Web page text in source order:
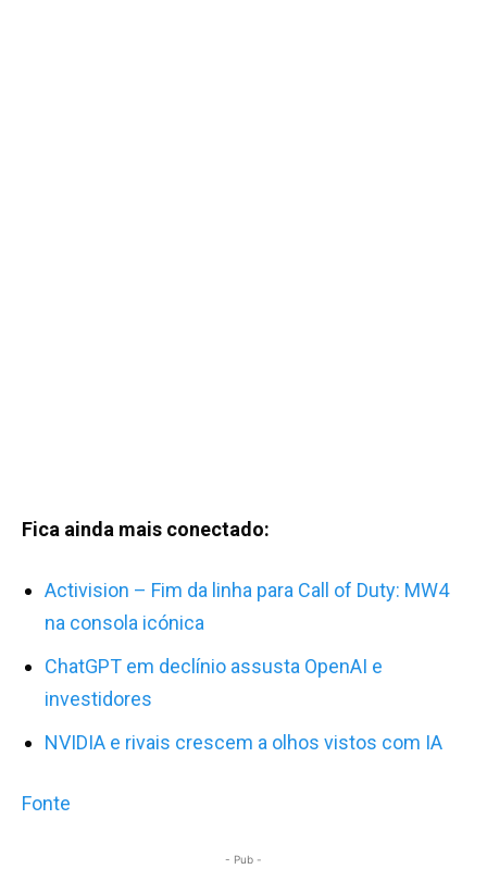
Fica ainda mais conectado:
Activision – Fim da linha para Call of Duty: MW4
na consola icónica
ChatGPT em declínio assusta OpenAI e
investidores
NVIDIA e rivais crescem a olhos vistos com IA
Fonte
- Pub -